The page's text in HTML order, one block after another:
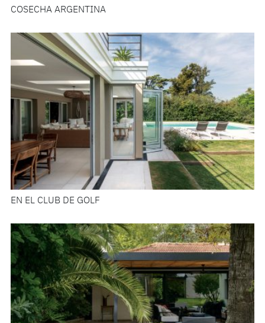
COSECHA ARGENTINA
EN EL CLUB DE GOLF